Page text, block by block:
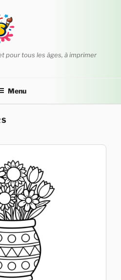
pour tous les âges, à imprimer
Menu